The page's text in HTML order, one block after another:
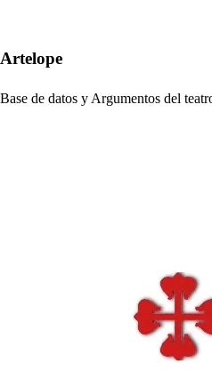
Artelope
Base de datos y Argumentos del